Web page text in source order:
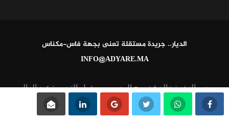
الديار.. جريدة مستقلة تعنى بجهة فاس-مكناس
INFO@ADYARE.MA
مدير النشر: خالد فخير - المدير ومسؤول التحرير: عبد العالي
القاطي